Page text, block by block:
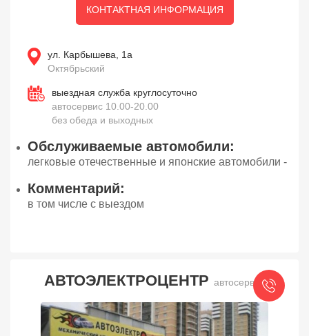
КОНТАКТНАЯ ИНФОРМАЦИЯ
ул. Карбышева, 1а
Октябрьский
выездная служба круглосуточно
автосервис 10.00-20.00
без обеда и выходных
Обслуживаемые автомобили:
легковые отечественные и японские автомобили -
Комментарий:
в том числе с выездом
АВТОЭЛЕКТРОЦЕНТР автосервис